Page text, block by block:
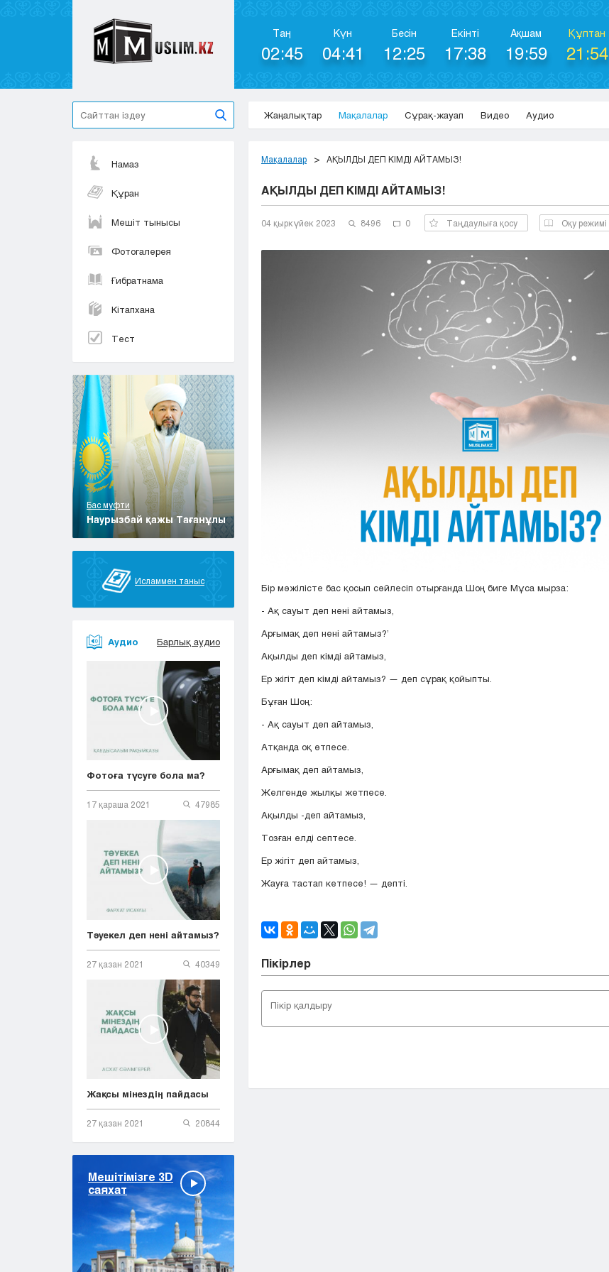
Таң
02:45
Күн
04:41
Бесін
12:25
Екінті
17:38
Ақшам
19:59
Құптан
21:54
Жаңалықтар Мақалалар Сұрақ-жауап Видео Аудио
Намаз
Құран
Мешіт тынысы
Фотогалерея
Ғибратнама
Кітапхана
Тест
Бас муфти
Наурызбай қажы Тағанұлы
Исламмен таныс
Аудио Барлық аудио
Фотоға түсуге бола ма?
17 қараша 2021 47985
Тәуекел деп нені айтамыз?
27 қазан 2021 40349
Жақсы мінездің пайдасы
27 қазан 2021 20844
Мешітімізге 3D
саяхат
Мақалалар АҚЫЛДЫ ДЕП КІМДІ АЙТАМЫЗ!
АҚЫЛДЫ ДЕП КІМДІ АЙТАМЫЗ!
04 қыркүйек 2023 8496 0 Таңдаулыға қосу Оқу режимі
Бір мәжілісте бас қосып сөйлесіп отырғанда Шоң биге Мұса мырза:
- Ақ сауыт деп нені айтамыз,
Арғымақ деп нені айтамыз?’
Ақылды деп кімді айтамыз,
Ер жігіт деп кімді айтамыз? — деп сұрақ қойыпты.
Бұған Шоң:
- Ақ сауыт деп айтамыз,
Атқанда оқ өтпесе.
Арғымақ деп айтамыз,
Желгенде жылқы жетпесе.
Ақылды -деп айтамыз,
Тозған елді септесе.
Ер жігіт деп айтамыз,
Жауға тастап кетпесе! — депті.
Пікірлер